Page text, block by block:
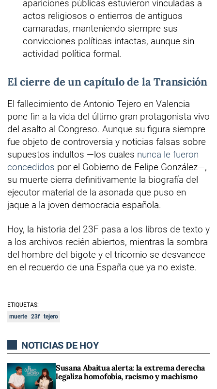
apariciones públicas estuvieron vinculadas a
actos religiosos o entierros de antiguos
camaradas, manteniendo siempre sus
convicciones políticas intactas, aunque sin
actividad política formal.
El cierre de un capítulo de la Transición
El fallecimiento de Antonio Tejero en Valencia
pone fin a la vida del último gran protagonista vivo
del asalto al Congreso. Aunque su figura siempre
fue objeto de controversia y noticias falsas sobre
supuestos indultos —los cuales nunca le fueron
concedidos por el Gobierno de Felipe González—,
su muerte cierra definitivamente la biografía del
ejecutor material de la asonada que puso en
jaque a la joven democracia española.
Hoy, la historia del 23F pasa a los libros de texto y
a los archivos recién abiertos, mientras la sombra
del hombre del bigote y el tricornio se desvanece
en el recuerdo de una España que ya no existe.
ETIQUETAS:
muerte 23f tejero
NOTICIAS DE HOY
Susana Abaitua alerta: la extrema derecha
legaliza homofobia, racismo y machismo